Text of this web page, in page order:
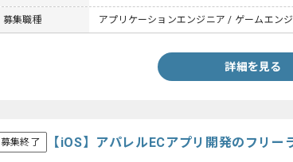
募集職種 アプリケーションエンジニア / ゲームエン
詳細を見る
募集終了 【iOS】アパレルECアプリ開発のフリー